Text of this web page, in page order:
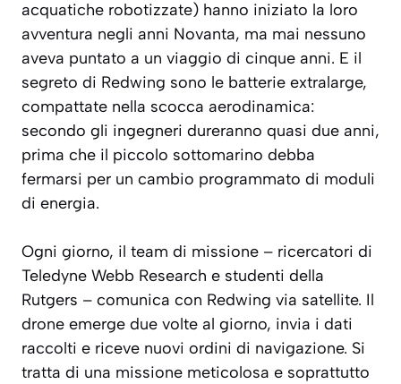
acquatiche robotizzate) hanno iniziato la loro
avventura negli anni Novanta, ma mai nessuno
aveva puntato a un viaggio di cinque anni. E il
segreto di Redwing sono le batterie extralarge,
compattate nella scocca aerodinamica:
secondo gli ingegneri dureranno quasi due anni,
prima che il piccolo sottomarino debba
fermarsi per un cambio programmato di moduli
di energia.
Ogni giorno, il team di missione – ricercatori di
Teledyne Webb Research e studenti della
Rutgers – comunica con Redwing via satellite. Il
drone emerge due volte al giorno, invia i dati
raccolti e riceve nuovi ordini di navigazione. Si
tratta di una missione meticolosa e soprattutto